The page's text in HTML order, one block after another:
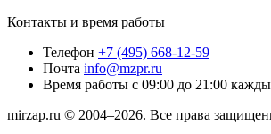
Контакты и время работы
Телефон +7 (495) 668-12-59
Почта info@mzpr.ru
Время работы с 09:00 до 21:00
mirzap.ru © 2004–2026. Все права